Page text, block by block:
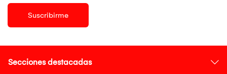
Suscribirme
Secciones destacadas